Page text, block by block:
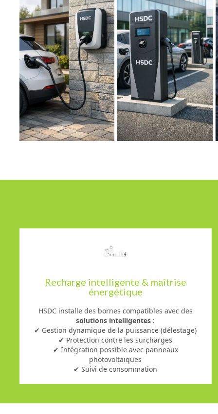
Recharge intelligente & maîtrise
énergétique
HSDC installe des bornes compatibles avec des
solutions intelligentes :
✔ Gestion dynamique de la puissance (délestage)
✔ Protection contre les surcharges
✔ Intégration possible avec panneaux
photovoltaïques
✔ Suivi de consommation